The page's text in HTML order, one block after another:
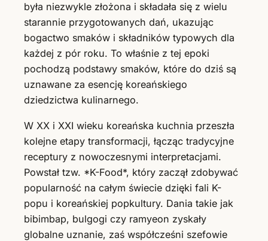
była niezwykle złożona i składała się z wielu
starannie przygotowanych dań, ukazując
bogactwo smaków i składników typowych dla
każdej z pór roku. To właśnie z tej epoki
pochodzą podstawy smaków, które do dziś są
uznawane za esencję koreańskiego
dziedzictwa kulinarnego.
W XX i XXI wieku koreańska kuchnia przeszła
kolejne etapy transformacji, łącząc tradycyjne
receptury z nowoczesnymi interpretacjami.
Powstał tzw. *K-Food*, który zaczął zdobywać
popularność na całym świecie dzięki fali K-
popu i koreańskiej popkultury. Dania takie jak
bibimbap, bulgogi czy ramyeon zyskały
globalne uznanie, zaś współcześni szefowie